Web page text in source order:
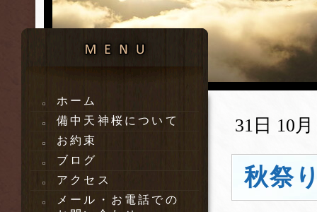
ホーム
備中天神桜について
お約束
ブログ
アクセス
メール・お電話での
31日 10月
秋祭